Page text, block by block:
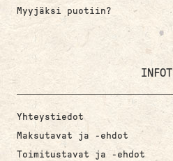
Myyjäksi puotiin?
INFOT
Yhteystiedot
Maksutavat ja -ehdot
Toimitustavat ja -ehdot